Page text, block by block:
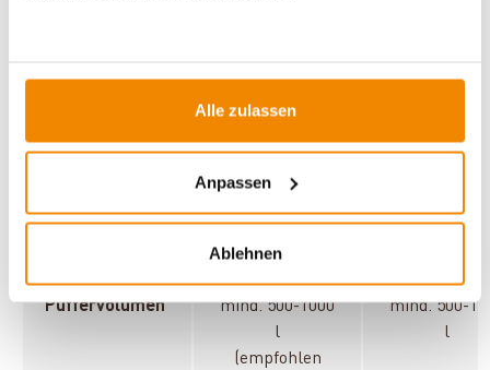
Alle zulassen
Anpassen
Ablehnen
Scheitholzläng
max. 330 mm
Puffervolumen
mind. 500-1000
l
(empfohlen
mind. 500-
l